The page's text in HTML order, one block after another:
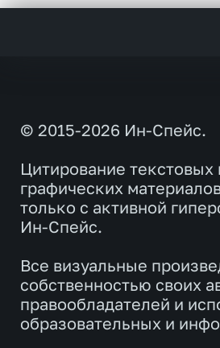
© 2015-2026 Ин-Спейс.
Цитирование текстовых
графических
только с активной
Ин-Спейс.
Все визуальные
собственностью своих
правообладателей и
образовательных и